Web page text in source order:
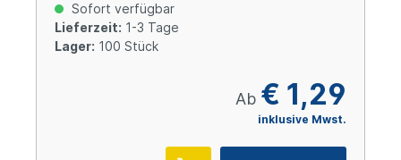
Sofort verfügbar
Lieferzeit: 1-3 Tage
Lager: 100 Stück
Ab € 1,29
inklusive Mwst.